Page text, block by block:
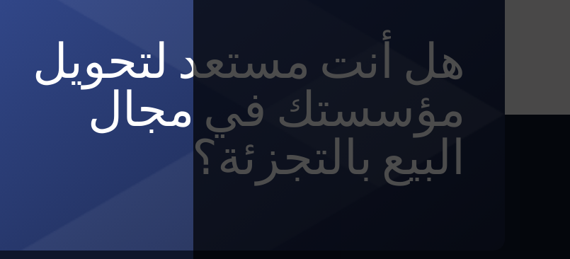
هل أنت مستعد لتحويل
مؤسستك في مجال
البيع بالتجزئة؟